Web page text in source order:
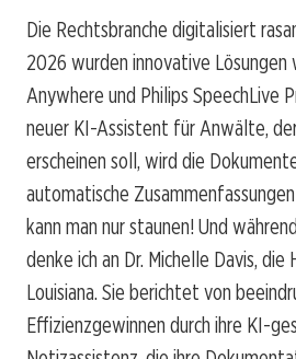
Die Rechtsbranche digitalisiert
2026 wurden innovative Lösungen
Anywhere und Philips SpeechLive
neuer KI-Assistent für Anwälte,
erscheinen soll, wird die
automatische
kann man nur staunen! Und
denke ich an Dr. Michelle Davis, die
Louisiana. Sie berichtet von
Effizienzgewinnen durch ihre KI-